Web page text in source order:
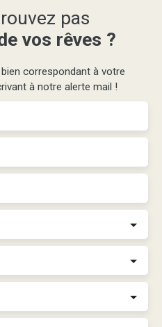
pas
vos rêves ?
correspondant à votre
à notre alerte mail !